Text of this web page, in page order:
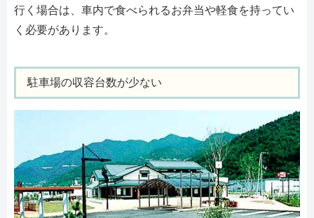
行く場合は、車内で食べられるお弁当や軽食を持ってい
く必要があります。
駐車場の収容台数が少ない